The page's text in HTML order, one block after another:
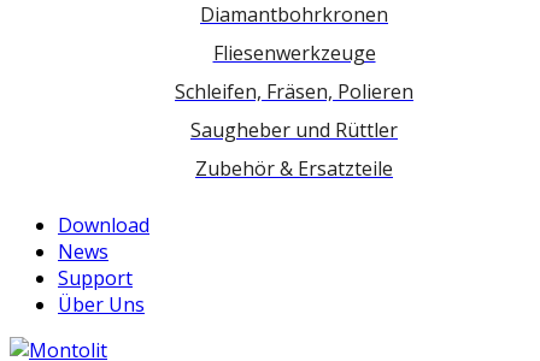
Diamantbohrkronen
Fliesenwerkzeuge
Schleifen, Fräsen, Polieren
Saugheber und Rüttler
Zubehör & Ersatzteile
Download
News
Support
Über Uns